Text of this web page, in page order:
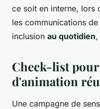
ce soit en interne, lors
les communications
inclusion au quotidien,
Check-list
d'animation
Une campagne de